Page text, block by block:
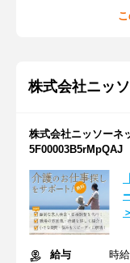
株式会社ニッ
株式会社ニッソーネ
5F00003B5rMpQAJ
＞
給与
時